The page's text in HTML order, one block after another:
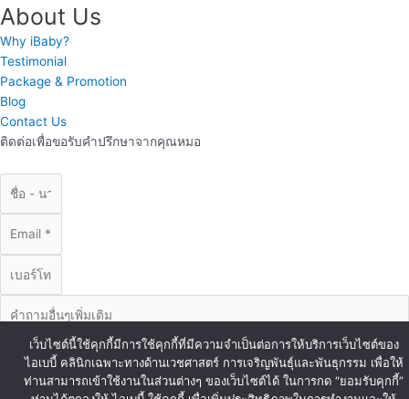
About Us
Why iBaby?
Testimonial
Package & Promotion
Blog
Contact Us
ติดต่อเพื่อขอรับคำปรึกษาจากคุณหมอ
เว็บไซต์นี้ใช้คุกกี้มีการใช้คุกกี้ที่มีความจำเป็นต่อการให้บริการเว็บไซต์ของ
ไอเบบี้ คลินิกเฉพาะทางด้านเวชศาสตร์ การเจริญพันธุ์และพันธุกรรม เพื่อให้
ท่านสามารถเข้าใช้งานในส่วนต่างๆ ของเว็บไซต์ได้ ในการกด “ยอมรับคุกกี้”